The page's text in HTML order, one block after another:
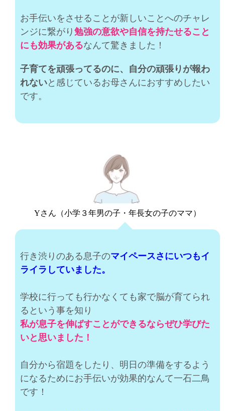
お手伝いをさせることが新しいことへのチャレ
ンジに繋がり 勉強の意欲や自信を持たせること
にも効果があるなんて驚きました！
子育てを頑張ってるのに、自分の頑張りが報わ
れないと感じているお母さんにおすすめしたい
です。
Yさん（小学３年男の子・年長女の子のママ）
行き渋りのある息子のマイペースさにいつもイ
ライラしていました。
学校に行っても行かなくても家で脳が育てられ
るという事を知り
私が息子を伸ばすことができるならぜひ学びた
いと思いました！
自分から宿題をしたり、明日の準備をするよう
になるためにお手伝いが効果的なんて一石二鳥
です！